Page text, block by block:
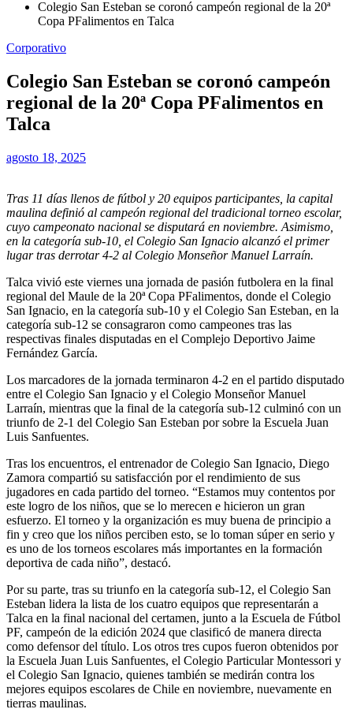
Colegio San Esteban se coronó campeón regional de la 20ª
Copa PFalimentos en Talca
Corporativo
Colegio San Esteban se coronó campeón
regional de la 20ª Copa PFalimentos en
Talca
agosto 18, 2025
Tras 11 días llenos de fútbol y 20 equipos participantes, la capital
maulina definió al campeón regional del tradicional torneo escolar,
cuyo campeonato nacional se disputará en noviembre. Asimismo,
en la categoría sub-10, el Colegio San Ignacio alcanzó el primer
lugar tras derrotar 4-2 al Colegio Monseñor Manuel Larraín.
Talca vivió este viernes una jornada de pasión futbolera en la final
regional del Maule de la 20ª Copa PFalimentos, donde el Colegio
San Ignacio, en la categoría sub-10 y el Colegio San Esteban, en la
categoría sub-12 se consagraron como campeones tras las
respectivas finales disputadas en el Complejo Deportivo Jaime
Fernández García.
Los marcadores de la jornada terminaron 4-2 en el partido disputado
entre el Colegio San Ignacio y el Colegio Monseñor Manuel
Larraín, mientras que la final de la categoría sub-12 culminó con un
triunfo de 2-1 del Colegio San Esteban por sobre la Escuela Juan
Luis Sanfuentes.
Tras los encuentros, el entrenador de Colegio San Ignacio, Diego
Zamora compartió su satisfacción por el rendimiento de sus
jugadores en cada partido del torneo. “Estamos muy contentos por
este logro de los niños, que se lo merecen e hicieron un gran
esfuerzo. El torneo y la organización es muy buena de principio a
fin y creo que los niños perciben esto, se lo toman súper en serio y
es uno de los torneos escolares más importantes en la formación
deportiva de cada niño”, destacó.
Por su parte, tras su triunfo en la categoría sub-12, el Colegio San
Esteban lidera la lista de los cuatro equipos que representarán a
Talca en la final nacional del certamen, junto a la Escuela de Fútbol
PF, campeón de la edición 2024 que clasificó de manera directa
como defensor del título. Los otros tres cupos fueron obtenidos por
la Escuela Juan Luis Sanfuentes, el Colegio Particular Montessori y
el Colegio San Ignacio, quienes también se medirán contra los
mejores equipos escolares de Chile en noviembre, nuevamente en
tierras maulinas.